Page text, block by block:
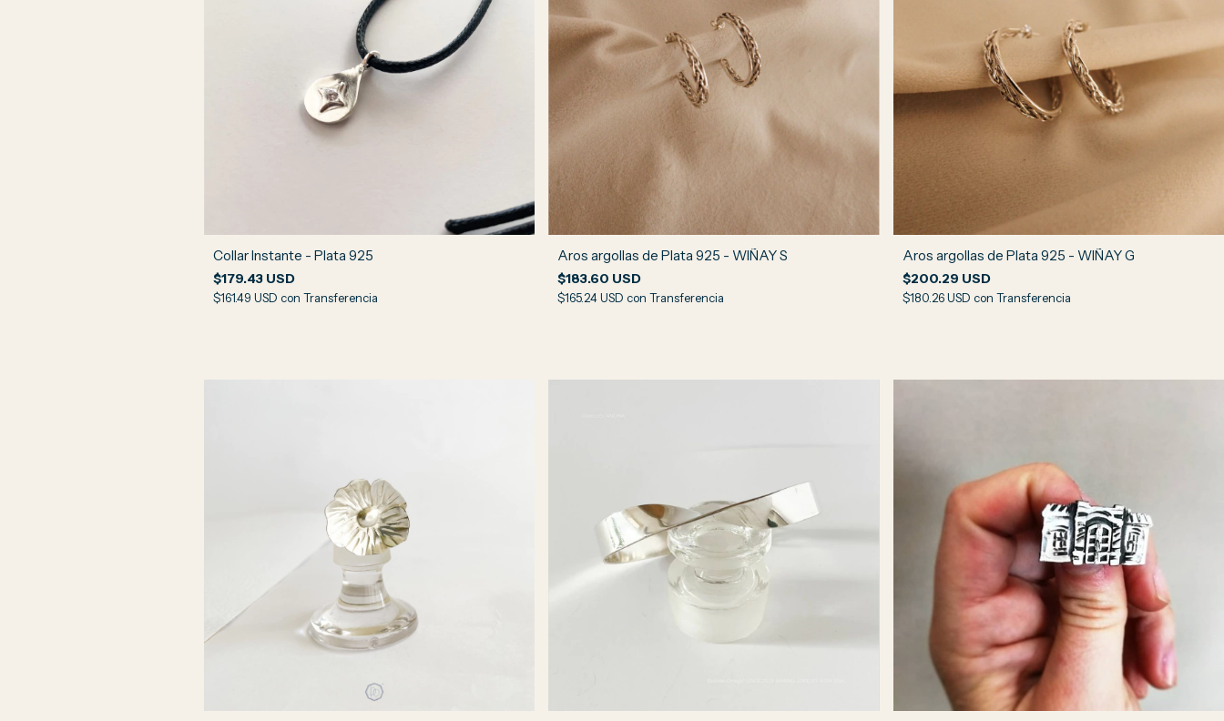
Collar Instante - Plata 925
$179.43 USD
$161.49 USD con Transferencia
Aros argollas de Plata 925 - WIÑAY S
$183.60 USD
$165.24 USDcon Transferencia
Aros argollas de Plata 925 - WIÑAY G
$200.29 USD
$180.26 USD con Transferencia